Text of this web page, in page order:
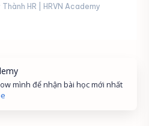
HR | HRVN Academy
mình để nhận bài học mới nhất